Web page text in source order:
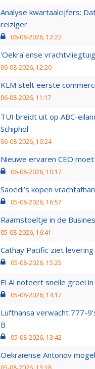
Analyse kwartaalcijfers:
reiziger
06-08-2026, 12:22
'Oekraïense
06-08-2026, 12:20
KLM stelt eerste
06-08-2026, 11:17
TUI breidt uit op ABC-
Schiphol
06-08-2026, 10:24
Nieuwe ervaren CEO
06-08-2026, 10:17
Saoedi’s kopen
05-08-2026, 16:57
Raamstoeltje in de
05-08-2026, 16:41
Cathay Pacific ziet
05-08-2026, 15:25
El Al noteert snelle groei
05-08-2026, 14:17
Lufthansa verwacht 777-
B
05-08-2026, 13:42
Oekraïense Antonov